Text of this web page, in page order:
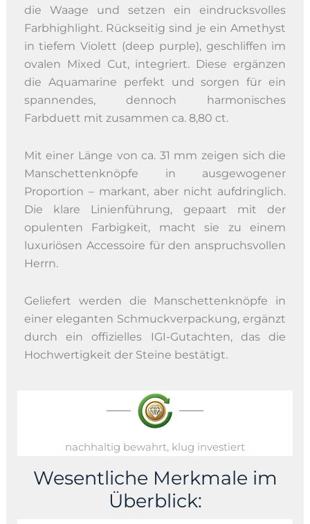
die Waage und setzen ein eindrucksvolles
Farbhighlight. Rückseitig sind je ein Amethyst
in tiefem Violett (deep purple), geschliffen im
ovalen Mixed Cut, integriert. Diese ergänzen
die Aquamarine perfekt und sorgen für ein
spannendes, dennoch harmonisches
Farbduett mit zusammen ca. 8,80 ct.
Mit einer Länge von ca. 31 mm zeigen sich die
Manschettenknöpfe in ausgewogener
Proportion – markant, aber nicht aufdringlich.
Die klare Linienführung, gepaart mit der
opulenten Farbigkeit, macht sie zu einem
luxuriösen Accessoire für den anspruchsvollen
Herrn.
Geliefert werden die Manschettenknöpfe in
einer eleganten Schmuckverpackung, ergänzt
durch ein offizielles IGI-Gutachten, das die
Hochwertigkeit der Steine bestätigt.
nachhaltig bewahrt, klug investiert
Wesentliche Merkmale im
Überblick: